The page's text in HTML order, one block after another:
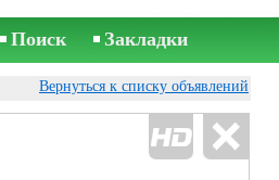
Поиск Закладки
Вернуться к списку объявлений